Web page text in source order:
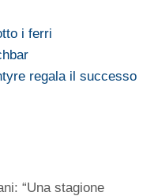
i ferri
regala il successo
“Una stagione